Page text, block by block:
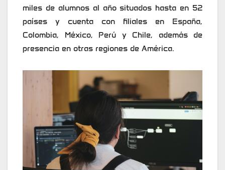
miles de alumnos al año situados hasta en 52
países y cuenta con filiales en España,
Colombia, México, Perú y Chile, además de
presencia en otras regiones de América.